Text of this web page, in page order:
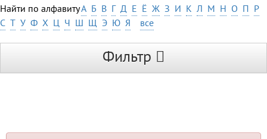
Найти по алфавитуА Б В Г Д Е Ё Ж З И К Л М Н О П Р
С Т У Ф Х Ц Ч Ш Щ Э Ю Я все
Фильтр